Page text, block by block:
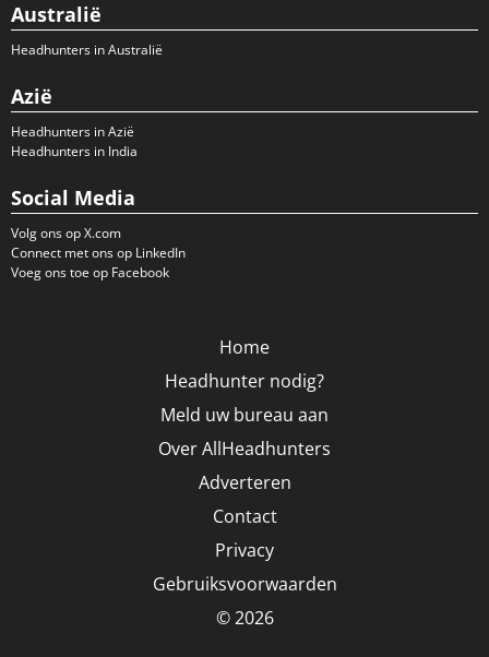
Australië
Headhunters in Australië
Azië
Headhunters in Azië
Headhunters in India
Social Media
Volg ons op X.com
Connect met ons op LinkedIn
Voeg ons toe op Facebook
Home
Headhunter nodig?
Meld uw bureau aan
Over AllHeadhunters
Adverteren
Contact
Privacy
Gebruiksvoorwaarden
© 2026